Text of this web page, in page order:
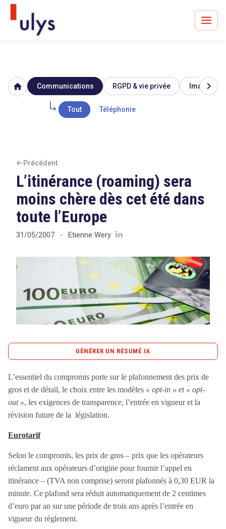
Avocats à Paris & Bruxelles
Leader en droit de l'innovation depuis 30 ans
Tout sur le droit de l'innovation
CONTACT
home Communications RGPD & vie privée Image &
Tout Téléphonie
chevron_right
Précédent
L’itinérance (roaming) sera
moins chère dès cet été dans
toute l’Europe
31/05/2007 - Etienne Wery
GÉNÉRER UN RÉSUMÉ IA
Le compromis sur le plafonnement des tarifs
d’itinérance en Europe vise à rendre les communications
mobiles plus accessibles. Les nouveaux tarifs, qui
prévoient un plafonnement des prix de gros à 0,30 EUR la
par an sur trois ans. Pour les consommateurs, le tarif
maximum pour les appels sortants sera fixé à 0,49 EUR
la minute, puis diminuera chaque année, atteignant 0,43
EUR en 2009. Les appels entrants seront également
régulés, avec un tarif initial de 0,24 EUR, qui baissera à
0,19 EUR d’ici 2009. Le choix du modèle de tarification
L’essentiel du compromis porte sur le plafonnement des prix de
gros et de détail, le choix entre les modèles « opt-in » et « opt-
out », les exigences de transparence, l’entrée en vigueur et la
révision future de la législation.
Eurotarif
Selon le compromis, les prix de gros – prix que les opérateurs
réclament aux opérateurs d’origine pour fournir l’appel en
itinérance – (TVA non comprise) seront plafonnés à 0,30 EUR la
minute. Ce plafond sera réduit automatiquement de 2 centimes
d’euro par an sur une période de trois ans après l’entrée en
vigueur du règlement.